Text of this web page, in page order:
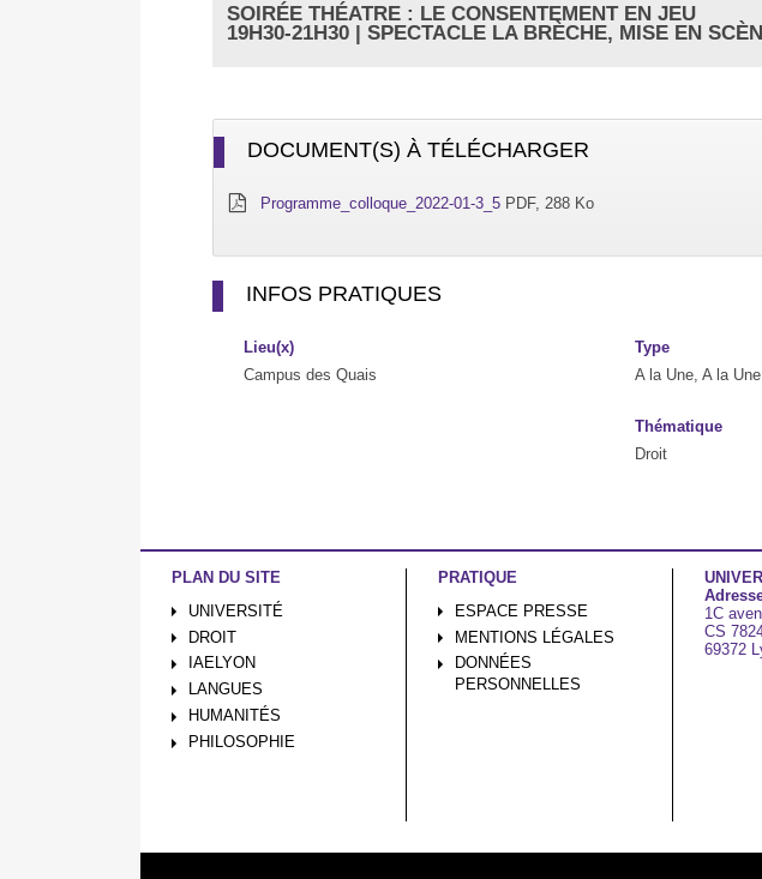
SOIRÉE THÉATRE : LE CONSENTEMENT EN JEU
19H30-21H30 | SPECTACLE LA BRÈCHE, MISE EN
DOCUMENT(S) À TÉLÉCHARGER
Programme_colloque_2022-01-3_5 PDF, 288 Ko
INFOS PRATIQUES
Lieu(x)
Campus des Quais
Type
A la Une, A la
Thématique
Droit
PLAN DU SITE
UNIVERSITÉ
DROIT
IAELYON
LANGUES
HUMANITÉS
PHILOSOPHIE
PRATIQUE
ESPACE PRESSE
MENTIONS LÉGALES
DONNÉES
PERSONNELLES
1C
CS
69372